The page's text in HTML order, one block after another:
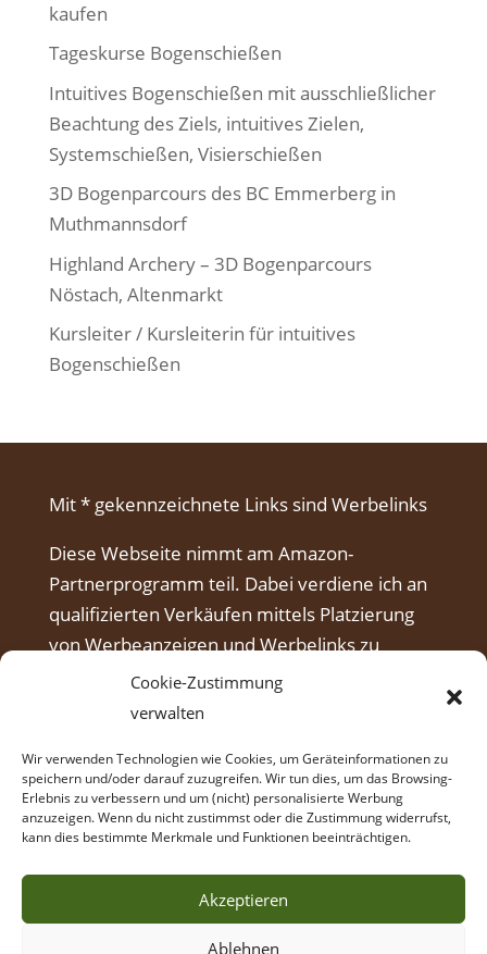
Cookie-Zustimmung
verwalten
Wir verwenden Technologien wie Cookies, um Geräteinformationen zu
speichern und/oder darauf zuzugreifen. Wir tun dies, um das Browsing-
Erlebnis zu verbessern und um (nicht) personalisierte Werbung
anzuzeigen. Wenn du nicht zustimmst oder die Zustimmung widerrufst,
kann dies bestimmte Merkmale und Funktionen beeinträchtigen.
Akzeptieren
Ablehnen
kaufen
Tageskurse Bogenschießen
Intuitives Bogenschießen mit ausschließlicher
Beachtung des Ziels, intuitives Zielen,
Systemschießen, Visierschießen
3D Bogenparcours des BC Emmerberg in
Muthmannsdorf
Highland Archery – 3D Bogenparcours
Nöstach, Altenmarkt
Kursleiter / Kursleiterin für intuitives
Bogenschießen
Mit * gekennzeichnete Links sind Werbelinks
Diese Webseite nimmt am Amazon-
Partnerprogramm teil. Dabei verdiene ich an
qualifizierten Verkäufen mittels Platzierung
von Werbeanzeigen und Werbelinks zu